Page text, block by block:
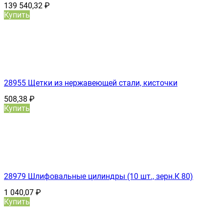
139 540,32 ₽
Купить
28955 Щетки из нержавеющей стали, кисточки
508,38 ₽
Купить
28979 Шлифовальные цилиндры (10 шт., зерн.К 80)
1 040,07 ₽
Купить